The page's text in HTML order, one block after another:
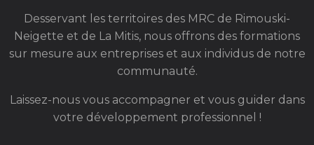
Desservant les territoires des MRC de Rimouski-
Neigette et de La Mitis, nous offrons des formations
sur mesure aux entreprises et aux individus de notre
communauté.
Laissez-nous vous accompagner et vous guider dans
votre développement professionnel !